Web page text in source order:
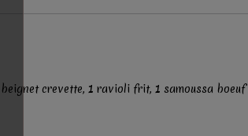
crevette, 1 ravioli frit, 1 samoussa